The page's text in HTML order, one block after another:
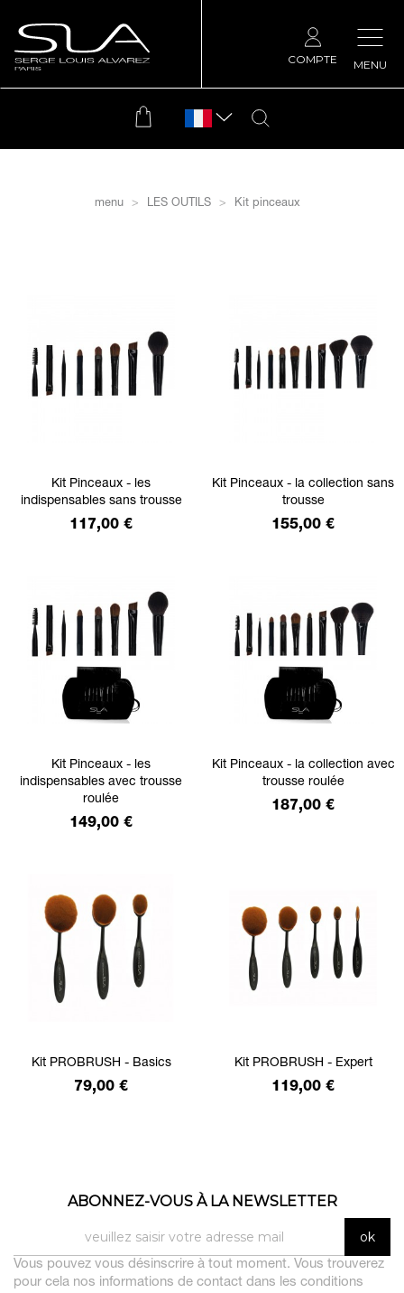
MENU
COMPTE
menu LES OUTILS Kit pinceaux
Kit Pinceaux - les
indispensables sans trousse
Prix
117,00 €
Kit Pinceaux - la collection sans
trousse
Prix
155,00 €
Kit Pinceaux - les
indispensables avec trousse
roulée
Prix
149,00 €
Kit Pinceaux - la collection avec
trousse roulée
Prix
187,00 €
Kit PROBRUSH - Basics
Prix
79,00 €
Kit PROBRUSH - Expert
Prix
119,00 €
ABONNEZ-VOUS À LA NEWSLETTER
Vous pouvez vous désinscrire à tout moment. Vous trouverez
pour cela nos informations de contact dans les conditions